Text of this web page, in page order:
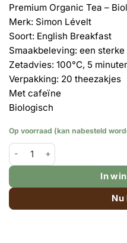
Premium Organic Tea –
Merk: Simon Lévelt
Soort: English Breakfast
Smaakbeleving: een
Zetadvies: 100°C, 5
Verpakking: 20 theezakjes
Met cafeïne
Biologisch
Op voorraad (kan nabesteld
Simon Lévelt - theezakje -
In
Nu